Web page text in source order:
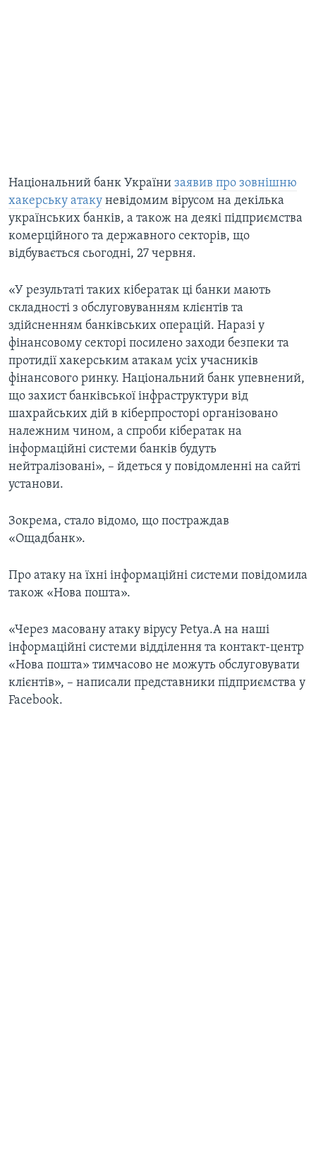
Національний банк України заявив про зовнішню
хакерську атаку невідомим вірусом на декілька
українських банків, а також на деякі підприємства
комерційного та державного секторів, що
відбувається сьогодні, 27 червня.
«У результаті таких кібератак ці банки мають
складності з обслуговуванням клієнтів та
здійсненням банківських операцій. Наразі у
фінансовому секторі посилено заходи безпеки та
протидії хакерським атакам усіх учасників
фінансового ринку. Національний банк упевнений,
що захист банківської інфраструктури від
шахрайських дій в кіберпросторі організовано
належним чином, а спроби кібератак на
інформаційні системи банків будуть
нейтралізовані», – йдеться у повідомленні на сайті
установи.
Зокрема, стало відомо, що постраждав
«Ощадбанк».
Про атаку на їхні інформаційні системи повідомила
також «Нова пошта».
«Через масовану атаку вірусу Petya.A на наші
інформаційні системи відділення та контакт-центр
«Нова пошта» тимчасово не можуть обслуговувати
клієнтів», – написали представники підприємства у
Facebook.